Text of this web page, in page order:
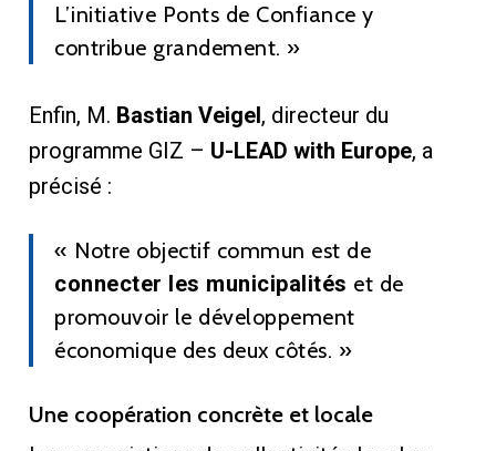
L’initiative Ponts de Confiance y
contribue grandement. »
Enfin, M. Bastian Veigel, directeur du
programme GIZ – U-LEAD with Europe, a
précisé :
« Notre objectif commun est de
connecter les municipalités et de
promouvoir le développement
économique des deux côtés. »
Une coopération concrète et locale